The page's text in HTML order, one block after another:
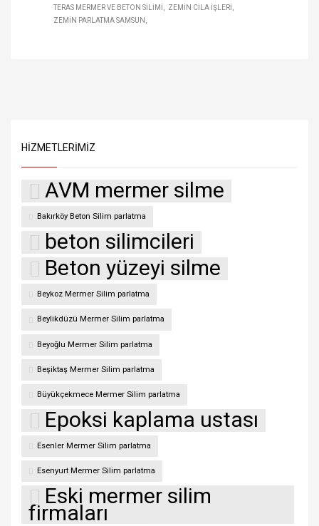
TERAS MERMER VE BETON SILIMI
ZEMIN CILA IŞLERI
ZEMIN PARLATMA SAMSUN
HIZMETLERIMIZ
AVM mermer silme
Bakırköy Beton Silim parlatma
beton silimcileri
Beton yüzeyi silme
Beykoz Mermer Silim parlatma
Beylikdüzü Mermer Silim parlatma
Beyoğlu Mermer Silim parlatma
Beşiktaş Mermer Silim parlatma
Büyükçekmece Mermer Silim parlatma
Epoksi kaplama ustası
Esenler Mermer Silim parlatma
Esenyurt Mermer Silim parlatma
Eski mermer silim
firmaları